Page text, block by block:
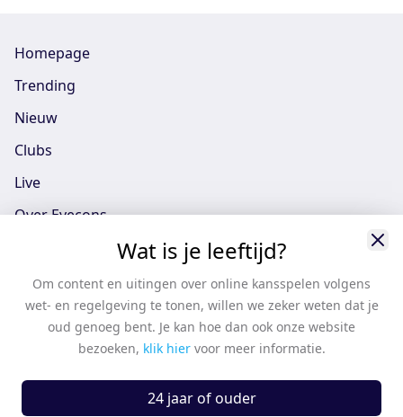
Homepage
Trending
Nieuw
Clubs
Live
Over Eyecons
Eyecons App - iOS
Eyecons App - Android
Vacatures
Casten
Algemene voorwaarden
Wat is je leeftijd?
Om content en uitingen over online kansspelen volgens
wet- en regelgeving te tonen, willen we zeker weten dat je
oud genoeg bent. Je kan hoe dan ook onze website
bezoeken, klik hier voor meer informatie.
24 jaar of ouder